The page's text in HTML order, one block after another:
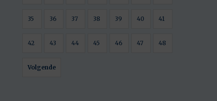
35 36 37 38 39 40 41
42 43 44 45 46 47 48
Volgende